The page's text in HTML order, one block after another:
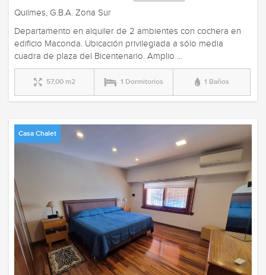
Quilmes, G.B.A. Zona Sur
Departamento en alquiler de 2 ambientes con cochera en
edificio Maconda. Ubicación privilegiada a sólo media
cuadra de plaza del Bicentenario. Amplio ...
57,00 m2 1 Dormitorios 1 Baños
Casa Chalet